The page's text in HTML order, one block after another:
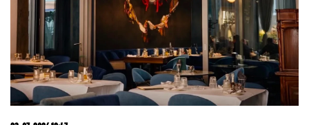
OVDE ĆE VAM U SRED AVGUSTA TREBATI ĆEBE:
Ako želite pronaći spas od tropskih vrelina, posetite
ove delove Srbije
NAVIJAČI BESNI, NE ŽELE